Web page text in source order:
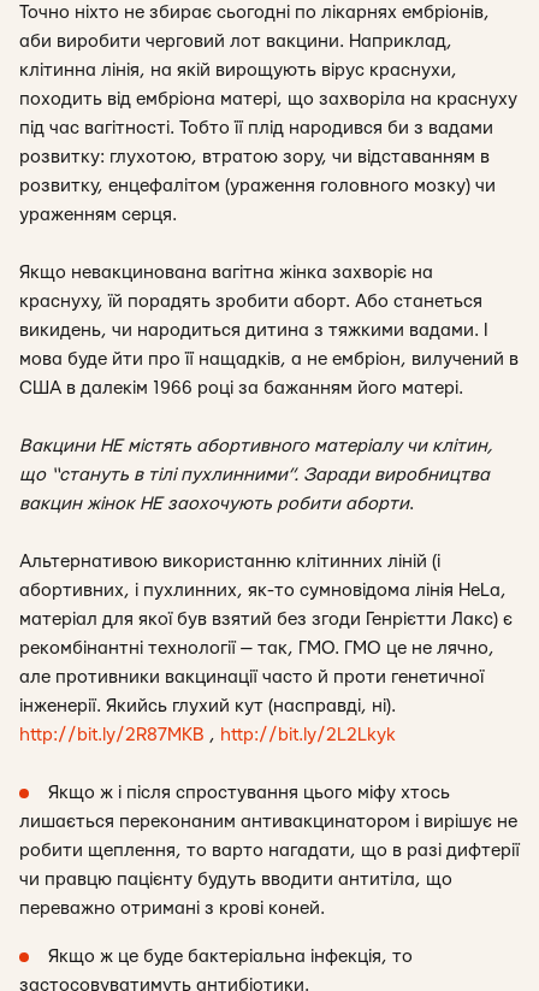
Точно ніхто не збирає сьогодні по лікарнях ембріонів,
аби виробити черговий лот вакцини. Наприклад,
клітинна лінія, на якій вирощують вірус краснухи,
походить від ембріона матері, що захворіла на краснуху
під час вагітності. Тобто її плід народився би з вадами
розвитку: глухотою, втратою зору, чи відставанням в
розвитку, енцефалітом (ураження головного мозку) чи
ураженням серця.
Якщо невакцинована вагітна жінка захворіє на
краснуху, їй порадять зробити аборт. Або станеться
викидень, чи народиться дитина з тяжкими вадами. І
мова буде йти про її нащадків, а не ембріон, вилучений в
США в далекім 1966 році за бажанням його матері.
Вакцини НЕ містять абортивного матеріалу чи клітин,
що “стануть в тілі пухлинними”. Заради виробництва
вакцин жінок НЕ заохочують робити аборти.
Альтернативою використанню клітинних ліній (і
абортивних, і пухлинних, як-то сумновідома лінія HeLa,
матеріал для якої був взятий без згоди Генрієтти Лакс) є
рекомбінантні технології — так, ГМО. ГМО це не лячно,
але противники вакцинації часто й проти генетичної
інженерії. Якийсь глухий кут (насправді, ні).
http://bit.ly/2R87MKB , http://bit.ly/2L2Lkyk
Якщо ж і після спростування цього міфу хтось
лишається переконаним антивакцинатором і вирішує не
робити щеплення, то варто нагадати, що в разі дифтерії
чи правцю пацієнту будуть вводити антитіла, що
переважно отримані з крові коней.
Якщо ж це буде бактеріальна інфекція, то
застосовуватимуть антибіотики.